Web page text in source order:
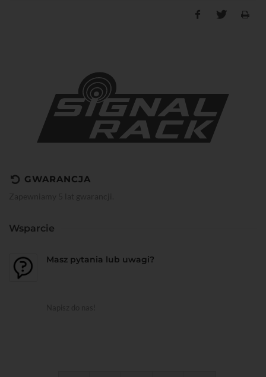
GWARANCJA
Wsparcie
Masz pytania lub uwagi?